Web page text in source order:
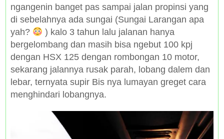
ngangenin banget pas sampai jalan propinsi yang
di sebelahnya ada sungai (Sungai Larangan apa
yah?
) kalo 3 tahun lalu jalanan hanya
bergelombang dan masih bisa ngebut 100 kpj
dengan HSX 125 dengan rombongan 10 motor,
sekarang jalannya rusak parah, lobang dalem dan
lebar, ternyata supir Bis nya lumayan greget cara
menghindari lobangnya.